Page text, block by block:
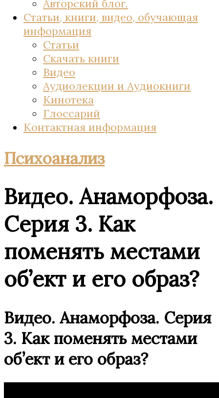
Авторский блог.
Статьи, книги, видео, обучающая
информация
Статьи
Скачать книги
Видео
Аудиолекции и Аудиокниги
Кинотека
Глоссарий
Контактная информация
Психоанализ
Видео. Анаморфоза.
Серия 3. Как
поменять местами
об’ект и его образ?
Видео. Анаморфоза. Серия
3. Как поменять местами
об’ект и его образ?